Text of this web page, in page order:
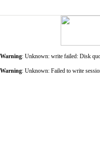
Warning: Unknown: write failed: Disk
Warning: Unknown: Failed to write